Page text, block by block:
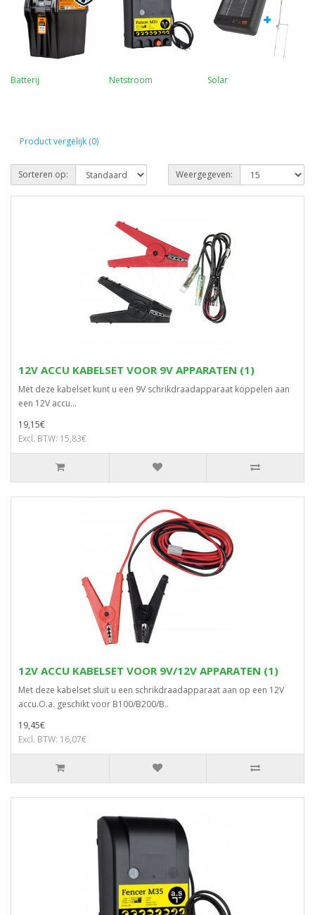
Batterij Netstroom Solar
Product vergelijk (0)
Sorteren op: Weergegeven:
12V ACCU KABELSET VOOR 9V APPARATEN (1)
Met deze kabelset kunt u een 9V schrikdraadapparaat koppelen aan
een 12V accu...
19,15€
Excl. BTW: 15,83€
12V ACCU KABELSET VOOR 9V/12V APPARATEN (1)
Met deze kabelset sluit u een schrikdraadapparaat aan op een 12V
accu.O.a. geschikt voor B100/B200/B..
19,45€
Excl. BTW: 16,07€